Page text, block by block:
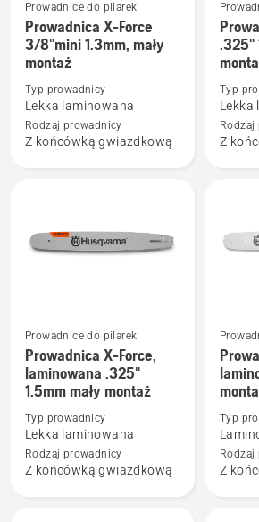
Zobacz
więcej
szczegółów
Prowadnica
Force
montaż
Prowadnice do pilarek
Prowadnica X-Force
3/8"mini 1.3mm, mały
montaż
Typ prowadnicy
Lekka laminowana
Rodzaj prowadnicy
Z końcówką gwiazdkową
Zobacz
więcej
Force
mały
montaż
.325"
Typ
Lekka
Rodzaj
Z
Zobacz
więcej
szczegółów
Prowadnica
Force,
Prowadnice do pilarek
Prowadnica X-Force,
laminowana .325"
1.5mm mały montaż
Typ prowadnicy
Lekka laminowana
Rodzaj prowadnicy
Z końcówką gwiazdkową
Zobacz
więcej
.325"
Typ
Rodzaj
Z